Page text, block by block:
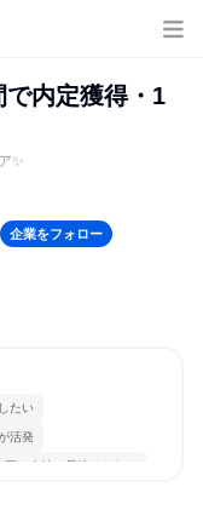
内定獲得・1
✨
企業をフォロー
たい
活発
同じ会社に居続けられる